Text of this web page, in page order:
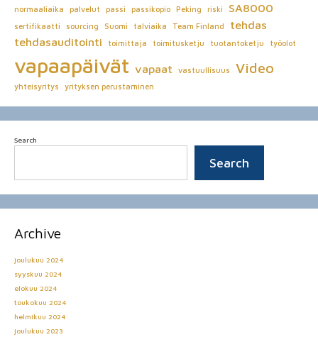
normaaliaika palvelut passi passikopio Peking riski SA8000
sertifikaatti sourcing Suomi talviaika Team Finland
tehdas
tehdasauditointi
toimittaja toimitusketju tuotantoketju työolot
vapaapäivät vapaat vastuullisuus Video
yhteisyritys yrityksen perustaminen
Search
Search
Archive
joulukuu 2024
syyskuu 2024
elokuu 2024
toukokuu 2024
helmikuu 2024
joulukuu 2023